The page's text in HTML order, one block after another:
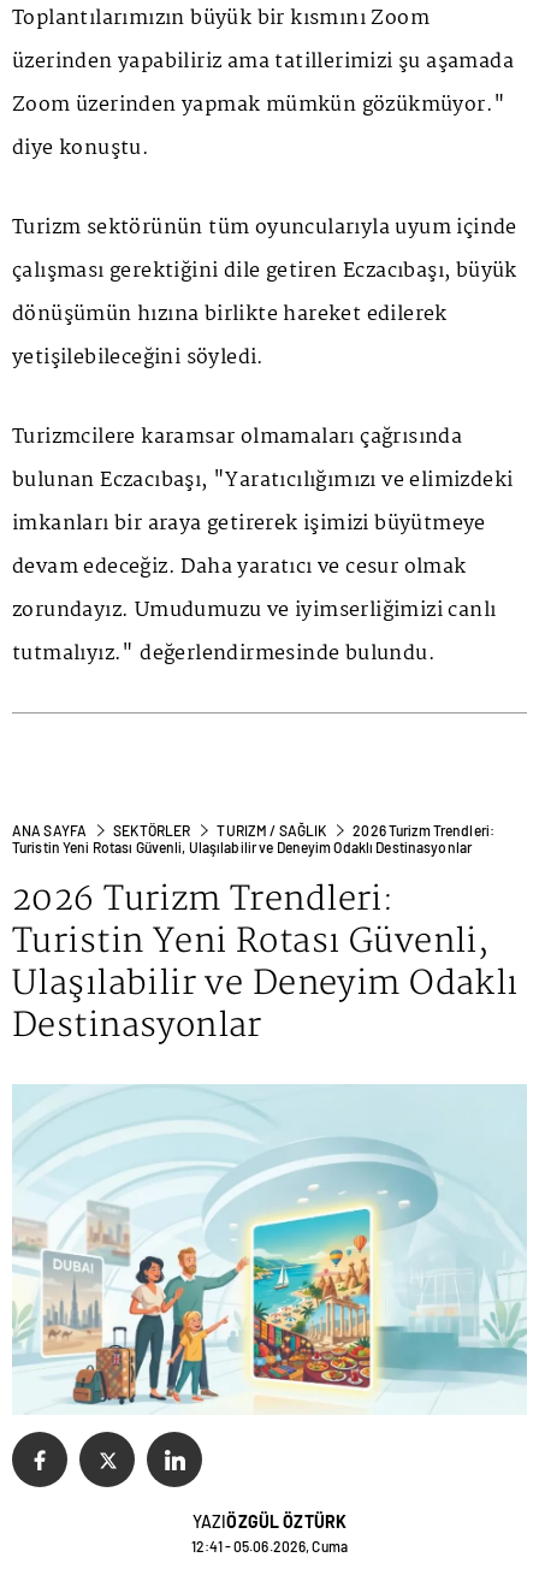
Toplantılarımızın büyük bir kısmını Zoom
üzerinden yapabiliriz ama tatillerimizi şu aşamada
Zoom üzerinden yapmak mümkün gözükmüyor."
diye konuştu.
Turizm sektörünün tüm oyuncularıyla uyum içinde
çalışması gerektiğini dile getiren Eczacıbaşı, büyük
dönüşümün hızına birlikte hareket edilerek
yetişilebileceğini söyledi.
Turizmcilere karamsar olmamaları çağrısında
bulunan Eczacıbaşı, "Yaratıcılığımızı ve elimizdeki
imkanları bir araya getirerek işimizi büyütmeye
devam edeceğiz. Daha yaratıcı ve cesur olmak
zorundayız. Umudumuzu ve iyimserliğimizi canlı
tutmalıyız." değerlendirmesinde bulundu.
ANA SAYFA SEKTÖRLER TURIZM / SAĞLIK
2026 Turizm Trendleri:
Turistin Yeni Rotası Güvenli, Ulaşılabilir ve Deneyim Odaklı Destinasyonlar
2026 Turizm Trendleri:
Turistin Yeni Rotası Güvenli,
Ulaşılabilir ve Deneyim Odaklı
Destinasyonlar
YAZIÖZGÜL ÖZTÜRK
12:41 - 05.06.2026, Cuma